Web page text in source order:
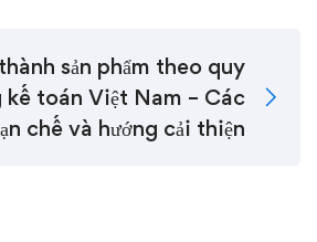
sản phẩm theo quy
toán Việt Nam – Các
chế và hướng cải thiện